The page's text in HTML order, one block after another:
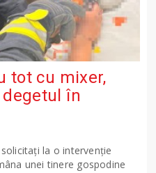
tot cu mixer,
în
la o intervenție
unei tinere gospodine